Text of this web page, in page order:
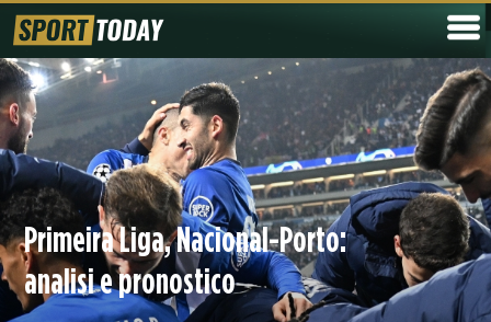
Primeira Liga, Nacional-Porto:
analisi e pronostico